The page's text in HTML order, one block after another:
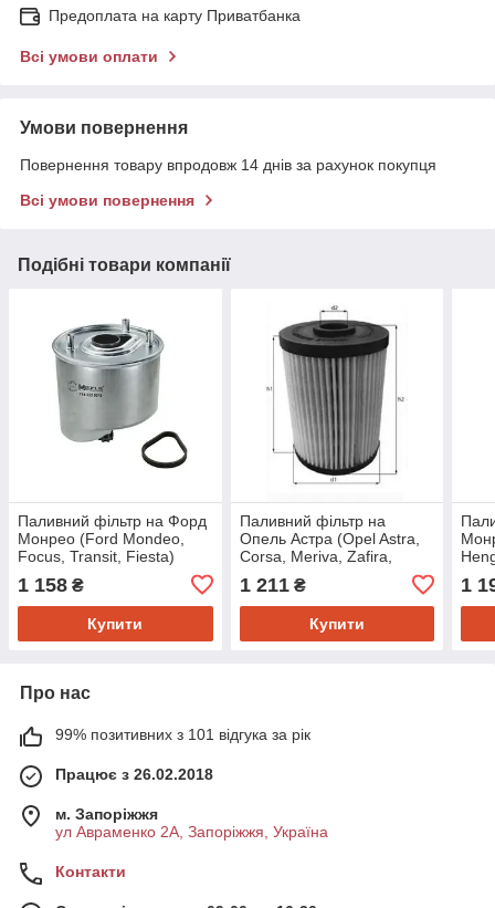
Предоплата на карту Приватбанка
Всі умови оплати
Умови повернення
Повернення товару впродовж 14 днів за рахунок покупця
Всі умови повернення
Подібні товари компанії
Паливний фільтр на Форд
Монрео (Ford Mondeo,
Focus, Transit, Fiesta)
1 158 ₴
Купити
Паливний фільтр на
Опель Астра (Opel Astra,
Corsa, Meriva, Zafira,
Knecht/mahle KX265D
1 211₴
Купити
1
Про нас
99% позитивних з 101 відгука за рік
Працює з 26.02.2018
м. Запоріжжя
ул Авраменко 2А, Запоріжжя, Україна
Контакти